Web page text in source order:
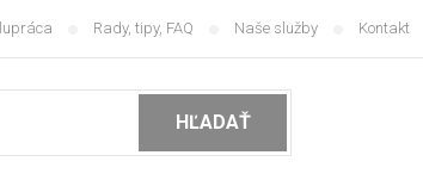
Rady, tipy, FAQ Naše služby Kontakt
HĽADAŤ